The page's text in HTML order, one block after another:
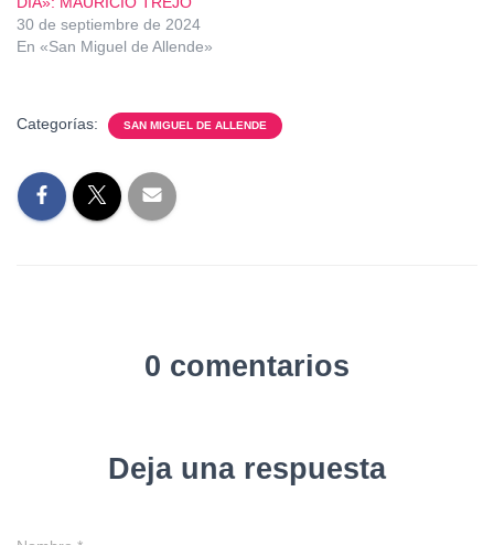
30 de septiembre de 2024
En «San Miguel de Allende»
Categorías: SAN MIGUEL DE ALLENDE
0 comentarios
Deja una respuesta